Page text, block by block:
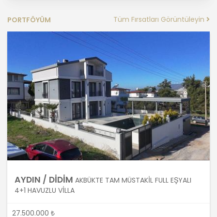
2. Kişisel Verilerin Doğru ve
Gerektiğinde Güncel Olmasını
MASTERTURK FRANCHİSİNG
GAYRİMENKUL SATIŞ VE PAZARLAMA
A.Ş. kişisel veri sahiplerinin temel
haklarını ve kendi meşru
menfaatlerini dikkate alarak işlediği
kişisel verilerin doğru ve güncel
olmasını sağlamakla ve bu
doğrultuda gerekli tedbirleri almak
için gerekli sistemleri kurmakla
yükümlüdür.
3. Belirli, Açık ve Meşru Amaçlarla
PORTFÖYÜM Tüm Fırsatları Görüntüleyin
AYDIN / DİDİM AKBÜKTE TAM MÜSTAKİL FULL EŞYALI
4+1 HAVUZLU VİLLA
27.500.000 ₺